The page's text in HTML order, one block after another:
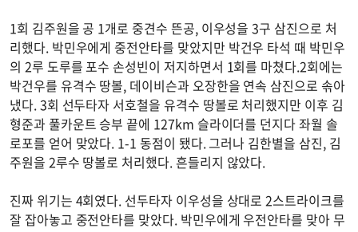
1회 김주원을 공 1개로 중견수 뜬공, 이우성을 3구 삼진으로 처
리했다. 박민우에게 중전안타를 맞았지만 박건우 타석 때 박민우
의 2루 도루를 포수 손성빈이 저지하면서 1회를 마쳤다.2회에는
박건우를 유격수 땅볼, 데이비슨과 오장한을 연속 삼진으로 솎아
냈다. 3회 선두타자 서호철을 유격수 땅볼로 처리했지만 이후 김
형준과 풀카운트 승부 끝에 127km 슬라이더를 던지다 좌월 솔
로포를 얻어 맞았다. 1-1 동점이 됐다. 그러나 김한별을 삼진, 김
주원을 2루수 땅볼로 처리했다. 흔들리지 않았다.
진짜 위기는 4회였다. 선두타자 이우성을 상대로 2스트라이크를
잘 잡아놓고 중전안타를 맞았다. 박민우에게 우전안타를 맞아 무